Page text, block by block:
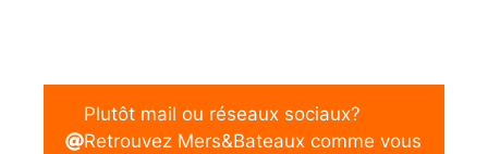
Plutôt mail ou réseaux sociaux?
Retrouvez Mers&Bateaux comme vous